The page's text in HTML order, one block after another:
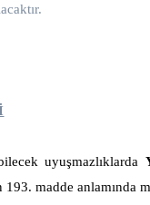
uyuşmazlıklarda
madde anlamında